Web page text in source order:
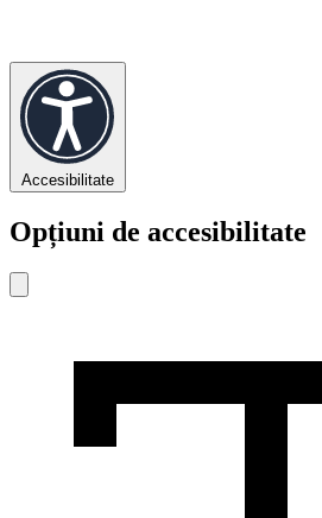
Accesibilitate
Opțiuni de accesibilitate